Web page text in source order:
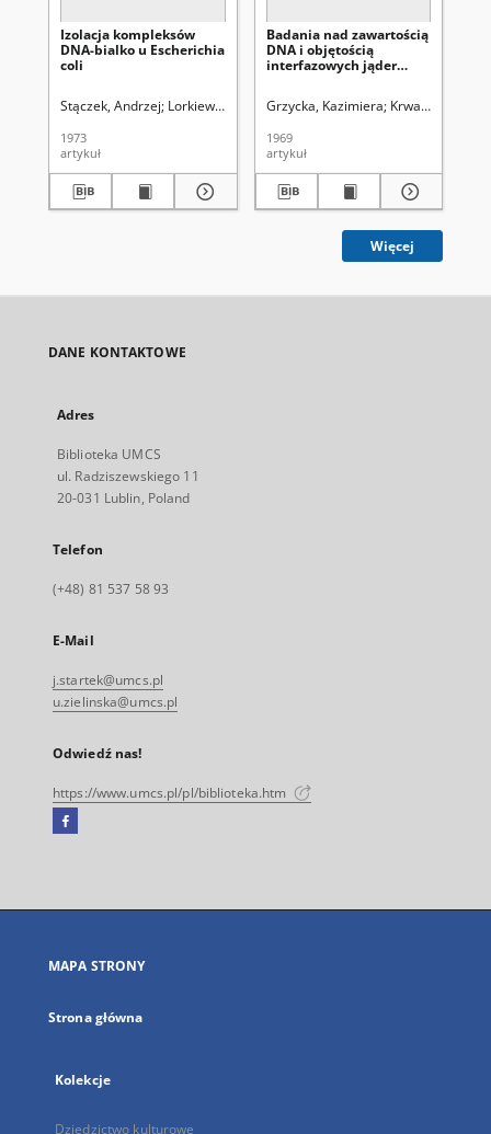
Izolacja kompleksów
DNA-bialko u Escherichia
coli
Stączek, Andrzej Lorkiewicz, Zbigniew (1923-2001). Red.
1973
artykuł
Badania nad zawartością
DNA i objętością
interfazowych jąder
Grzycka, Kazimiera Krwawicz,
1969
artykuł
Więcej
DANE KONTAKTOWE
Adres
Biblioteka UMCS
ul. Radziszewskiego 11
20-031 Lublin, Poland
Telefon
(+48) 81 537 58 93
E-Mail
j.startek@umcs.pl
u.zielinska@umcs.pl
Odwiedź nas!
https://www.umcs.pl/pl/biblioteka.htm
Facebook
się
karcie
MAPA STRONY
Strona główna
Kolekcje
Dziedzictwo kulturowe